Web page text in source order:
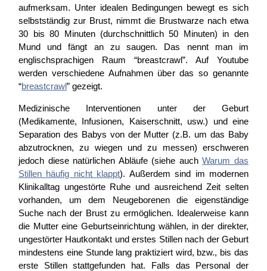
aufmerksam. Unter idealen Bedingungen bewegt es sich
selbstständig zur Brust, nimmt die Brustwarze nach etwa
30 bis 80 Minuten (durchschnittlich 50 Minuten) in den
Mund und fängt an zu saugen. Das nennt man im
englischsprachigen Raum “breastcrawl”. Auf Youtube
werden verschiedene Aufnahmen über das so genannte
“breastcrawl” gezeigt.
Medizinische Interventionen unter der Geburt
(Medikamente, Infusionen, Kaiserschnitt, usw.) und eine
Separation des Babys von der Mutter (z.B. um das Baby
abzutrocknen, zu wiegen und zu messen) erschweren
jedoch diese natürlichen Abläufe (siehe auchWarum das
Stillen häufig nicht klappt). Außerdem sind im modernen
Klinikalltag ungestörte Ruhe und ausreichend Zeit selten
vorhanden, um dem Neugeborenen die eigenständige
Suche nach der Brust zu ermöglichen. Idealerweise kann
die Mutter eine Geburtseinrichtung wählen, in der direkter,
ungestörter Hautkontakt und erstes Stillen nach der Geburt
mindestens eine Stunde lang praktiziert wird, bzw., bis das
erste Stillen stattgefunden hat. Falls das Personal der